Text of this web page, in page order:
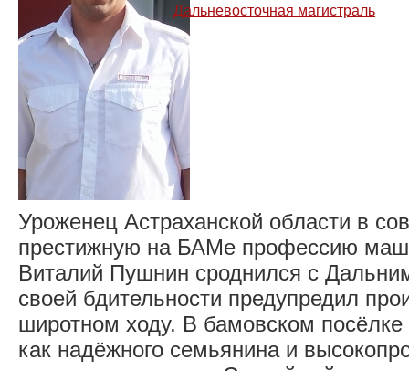
Дальневосточная магистраль
Уроженец Астраханской области в
престижную на БАМе профессию
Виталий Пушнин сроднился с
своей бдительности предупредил
широтном ходу. В бамовском посёлке
как надёжного семьянина и